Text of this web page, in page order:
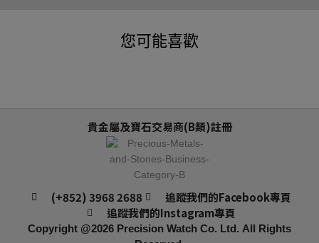
您可能喜歡
(+852) 3968 2688
追蹤我們的Facebook專頁
追蹤我們的Instagram專頁
Copyright @2026 Precision Watch Co. Ltd.
貴金屬及寶石交易商(B類)註冊